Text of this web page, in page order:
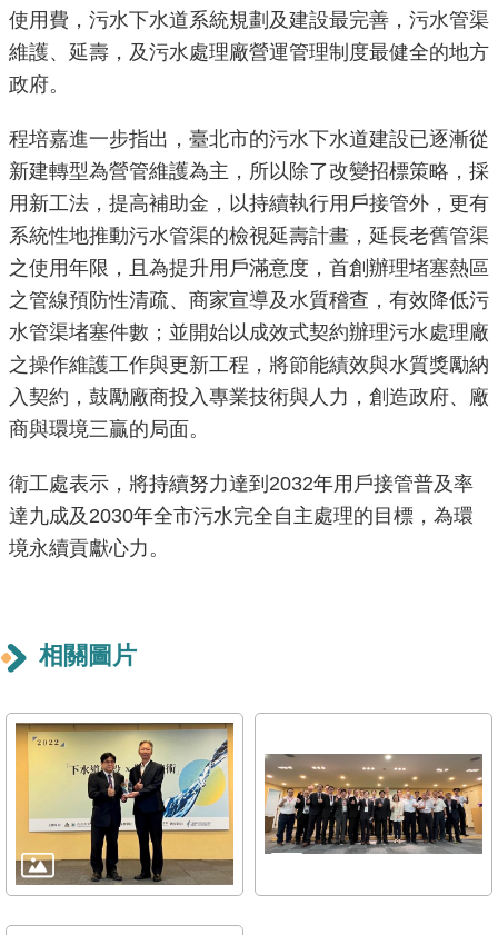
園
地
民
務
網
站
導
覽
回
首
頁
English
常
情
系
雙
詞
彙
使用費，污水下水道系統規劃及建設最完善，污水管渠
維護、延壽，及污水處理廠營運管理制度最健全的地方
政府。
程培嘉進一步指出，臺北市的污水下水道建設已逐漸從
新建轉型為營管維護為主，所以除了改變招標策略，採
用新工法，提高補助金，以持續執行用戶接管外，更有
系統性地推動污水管渠的檢視延壽計畫，延長老舊管渠
之使用年限，且為提升用戶滿意度，首創辦理堵塞熱區
之管線預防性清疏、商家宣導及水質稽查，有效降低污
水管渠堵塞件數；並開始以成效式契約辦理污水處理廠
之操作維護工作與更新工程，將節能績效與水質獎勵納
入契約，鼓勵廠商投入專業技術與人力，創造政府、廠
商與環境三贏的局面。
衛工處表示，將持續努力達到2032年用戶接管普及率
達九成及2030年全市污水完全自主處理的目標，為環
境永續貢獻心力。
相關圖片